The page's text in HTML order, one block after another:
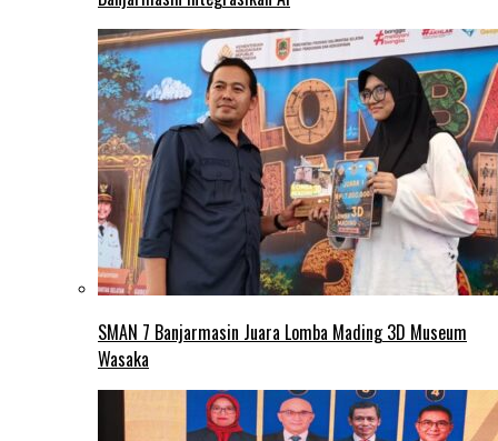
SMAN 7 Banjarmasin Juara Lomba Mading 3D Museum
Wasaka